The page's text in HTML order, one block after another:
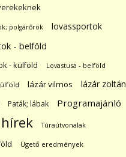
polgárőrök
lovassportok
- belföld
- külföld Lovastusa - belföld
lázár vilmos lázár zoltán
Paták; lábak Programajánló
Túraútvonalak
Ügető eredmények